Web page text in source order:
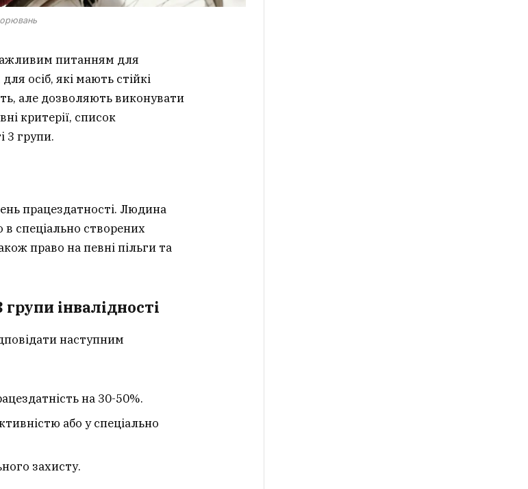
питанням для
осіб, які мають стійкі
але дозволяють виконувати
критерії, список
3 групи.
працездатності. Людина
спеціально створених
право на певні пільги та
інвалідності
наступним
на 30-50%.
або у спеціально
захисту.